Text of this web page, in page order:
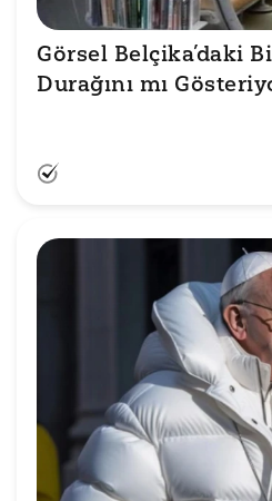
Görsel Belçika’daki
Durağını mı